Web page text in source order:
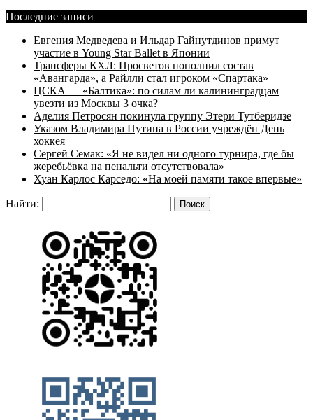
Последние записи
Евгения Медведева и Ильдар Гайнутдинов примут
участие в Young Star Ballet в Японии
Трансферы КХЛ: Просветов пополнил состав
«Авангарда», а Райлли стал игроком «Спартака»
ЦСКА — «Балтика»: по силам ли калининградцам
увезти из Москвы 3 очка?
Аделия Петросян покинула группу Этери Тутберидзе
Указом Владимира Путина в России учреждён День
хоккея
Сергей Семак: «Я не видел ни одного турнира, где бы
жеребьёвка на пенальти отсутствовала»
Хуан Карлос Карседо: «На моей памяти такое впервые»
Найти: